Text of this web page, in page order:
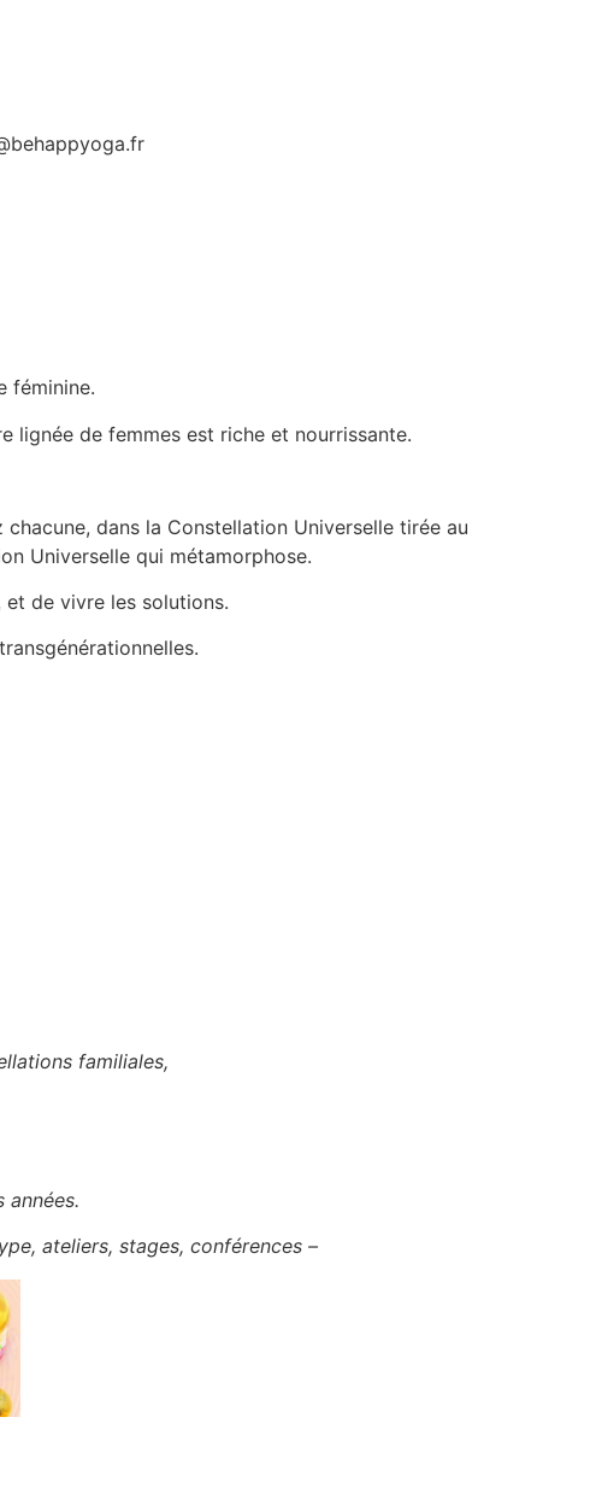
féminine.
lignée de femmes est riche et nourrissante.
dans la Constellation Universelle tirée au
Universelle qui métamorphose.
de vivre les solutions.
familiales,
années.
ateliers, stages, conférences –